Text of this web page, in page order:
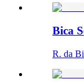
Bica
R. da